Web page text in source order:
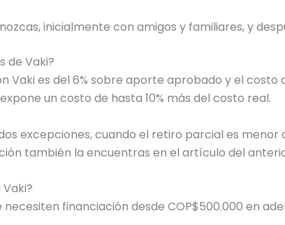
inicialmente con amigos y familiares, y
de Vaki?
Vaki es del 6% sobre aporte aprobado y el
un costo de hasta 10% más del costo real.
excepciones, cuando el retiro parcial es menor
también la encuentras en el artículo del
financiación desde COP$500.000 en